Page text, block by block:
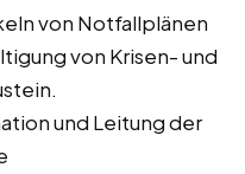
von Notfallplänen
von Krisen- und
und Leitung der